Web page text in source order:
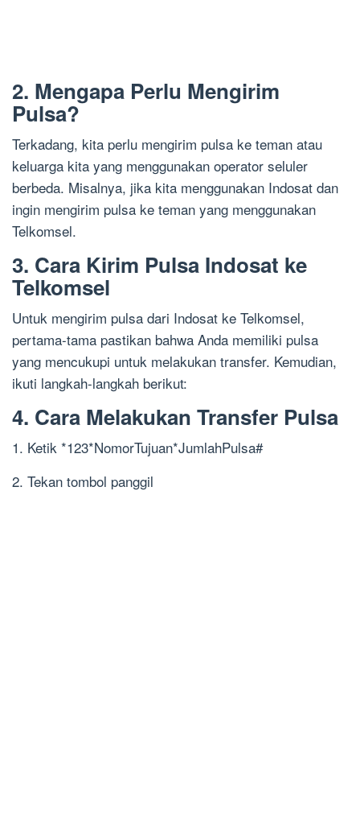
2. Mengapa Perlu Mengirim
Pulsa?
Terkadang, kita perlu mengirim pulsa ke teman atau
keluarga kita yang menggunakan operator seluler
berbeda. Misalnya, jika kita menggunakan Indosat dan
ingin mengirim pulsa ke teman yang menggunakan
Telkomsel.
3. Cara Kirim Pulsa Indosat ke
Telkomsel
Untuk mengirim pulsa dari Indosat ke Telkomsel,
pertama-tama pastikan bahwa Anda memiliki pulsa
yang mencukupi untuk melakukan transfer. Kemudian,
ikuti langkah-langkah berikut:
4. Cara Melakukan Transfer Pulsa
1. Ketik *123*NomorTujuan*JumlahPulsa#
2. Tekan tombol panggil